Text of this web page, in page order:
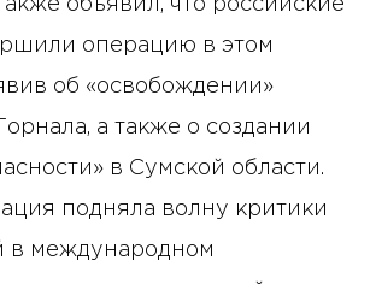
объявил, что российские
операцию в этом
об «освобождении»
а также о создании
в Сумской области.
подняла волну критики
в международном